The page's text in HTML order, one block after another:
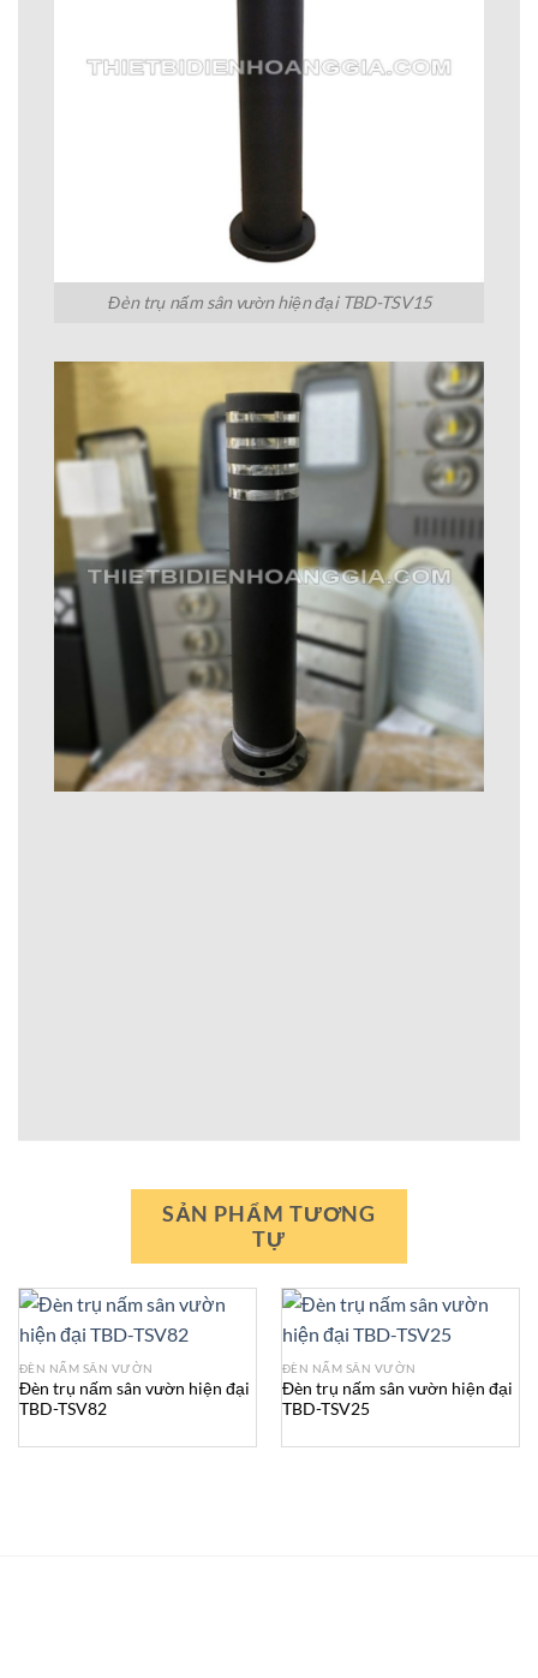
Đèn trụ nấm sân vườn hiện đại TBD-TSV15
SẢN PHẨM TƯƠNG
TỰ
ĐÈN NẤM SÂN VƯỜN
Đèn trụ nấm sân vườn hiện đại
TBD-TSV82
ĐÈN NẤM SÂN VƯỜN
Đèn trụ nấm sân vườn hiện đại
TBD-TSV25